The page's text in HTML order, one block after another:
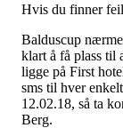
Hvis du finner
Balduscup
klart å få plass til
ligge på First
sms til hver
12.02.18, så ta
Berg.